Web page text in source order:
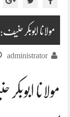
مولانا ابوبکر حنیف:
administrator
مولانا